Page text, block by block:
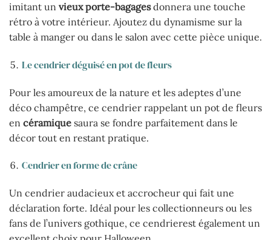
imitant un vieux porte-bagagesdonnera une touche
rétro à votre intérieur. Ajoutez du dynamisme sur la
table à manger ou dans le salon avec cette pièce unique.
Le cendrier déguisé en pot de fleurs
Pour les amoureux de la nature et les adeptes d’une
déco champêtre, ce cendrier rappelant un pot de fleurs
en céramique saura se fondre parfaitement dans le
décor tout en restant pratique.
Cendrier en forme de crâne
Un cendrier audacieux et accrocheur qui fait une
déclaration forte. Idéal pour les collectionneurs ou les
fans de l’univers gothique, ce cendrierest également un